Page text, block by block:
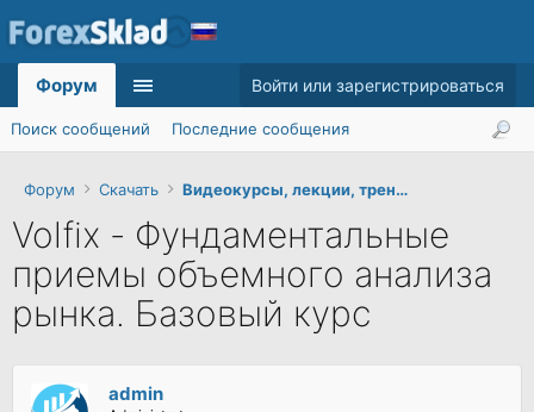
Форум Скачать Видеокурсы, лекции, тренинги
Volfix - Фундаментальные
приемы объемного анализа
рынка. Базовый курс
admin
Форум
Поиск сообщений Последние сообщения
Войти или зарегистрироваться